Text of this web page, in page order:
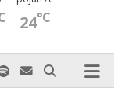
24°C
zadzwoń
u
na Xnas na Instagram-ie
nas na TikTok-u
Szukaj nas na Spotify
Wyślij do nas
Szukaj